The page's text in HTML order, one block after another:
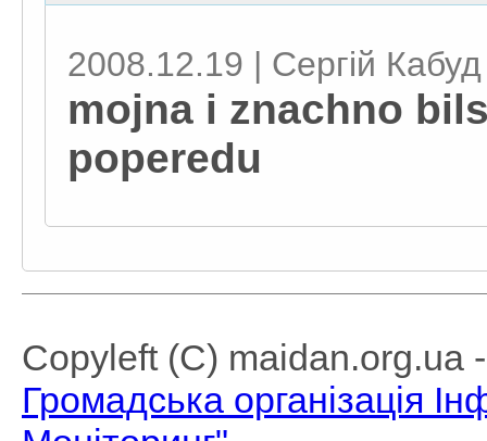
2008.12.19 | Сергій Кабуд
mojna i znachno
poperedu
Copyleft (C) maidan.org.ua
Громадська організація